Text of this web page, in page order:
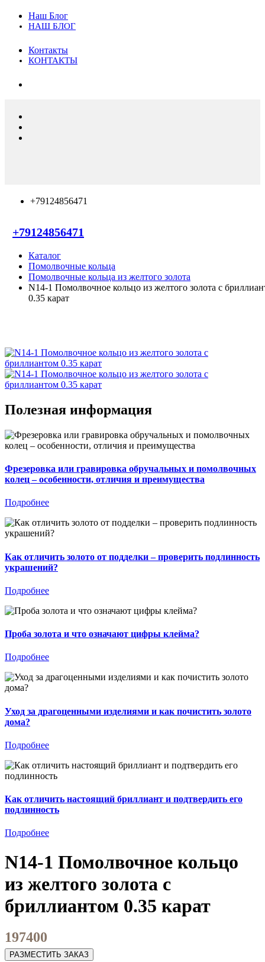
Наш Блог
НАШ БЛОГ
Контакты
КОНТАКТЫ
+79124856471
+79124856471
Каталог
Помолвочные кольца
Помолвочные кольца из желтого золота
N14-1 Помолвочное кольцо из желтого золота с
0.35 карат
Полезная информация
Фрезеровка или гравировка обручальных и помолвочных
колец – особенности, отличия и преимущества
Подробнее
Как отличить золото от подделки – проверить подлинность
украшений?
Подробнее
Проба золота и что означают цифры клейма?
Подробнее
Уход за драгоценными изделиями и как почистить золото
дома?
Подробнее
Как отличить настоящий бриллиант и подтвердить его
подлинность
Подробнее
N14-1 Помолвочное кольцо
из желтого золота с
бриллиантом 0.35 карат
197400
РАЗМЕСТИТЬ ЗАКАЗ